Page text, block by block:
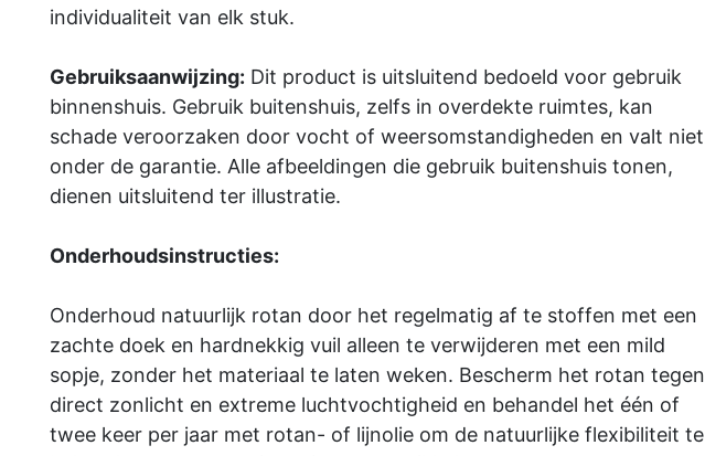
individualiteit van elk stuk.
Gebruiksaanwijzing: Dit product is uitsluitend bedoeld voor gebruik
binnenshuis. Gebruik buitenshuis, zelfs in overdekte ruimtes, kan
schade veroorzaken door vocht of weersomstandigheden en valt niet
onder de garantie. Alle afbeeldingen die gebruik buitenshuis tonen,
dienen uitsluitend ter illustratie.
Onderhoudsinstructies:
Onderhoud natuurlijk rotan door het regelmatig af te stoffen met een
zachte doek en hardnekkig vuil alleen te verwijderen met een mild
sopje, zonder het materiaal te laten weken. Bescherm het rotan tegen
direct zonlicht en extreme luchtvochtigheid en behandel het één of
twee keer per jaar met rotan- of lijnolie om de natuurlijke flexibiliteit te